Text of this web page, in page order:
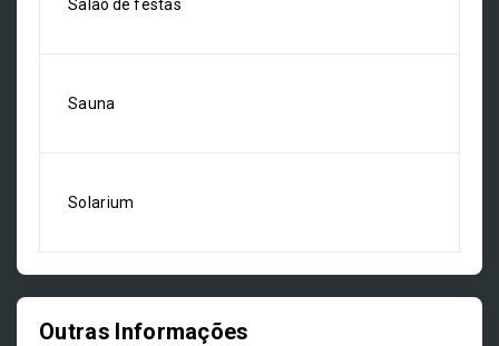
Salão de festas
Sauna
Solarium
Outras Informações